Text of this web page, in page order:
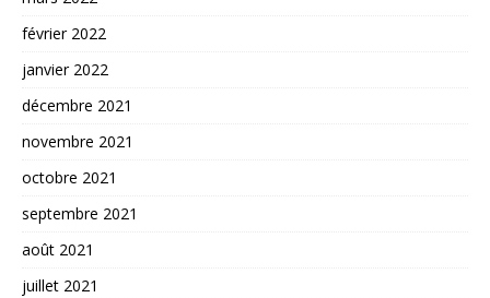
février 2022
janvier 2022
décembre 2021
novembre 2021
octobre 2021
septembre 2021
août 2021
juillet 2021